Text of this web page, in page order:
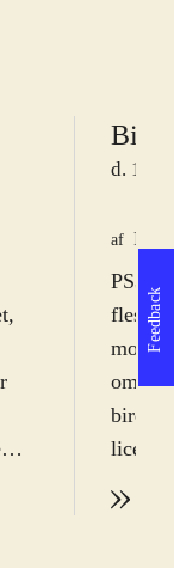
d. 19.
af
PS3,
fleste,
om
birds.
Spillet
Feedback